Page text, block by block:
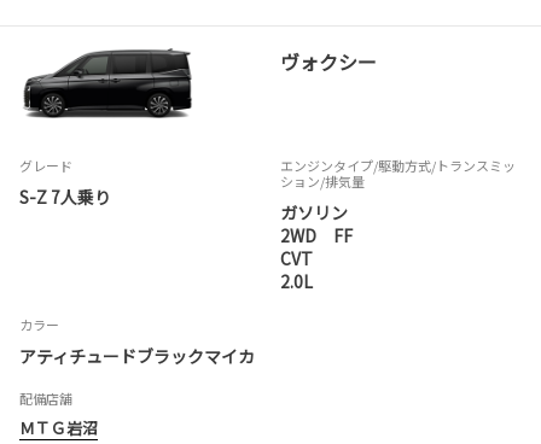
ヴォクシー
グレード
S-Z 7人乗り
エンジンタイプ/駆動方式/トランスミッ
ション/排気量
ガソリン
2WD FF
CVT
2.0L
カラー
アティチュードブラックマイカ
配備店舗
ＭＴＧ岩沼